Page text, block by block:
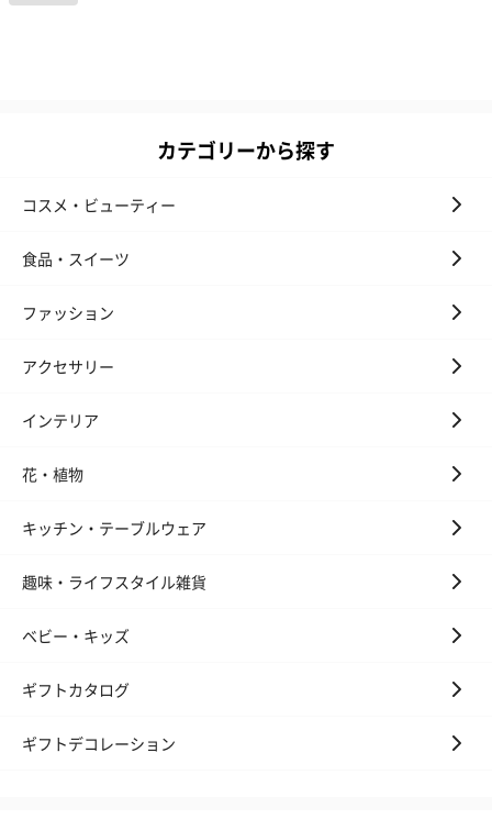
カテゴリーから探す
コスメ・ビューティー
食品・スイーツ
ファッション
アクセサリー
インテリア
花・植物
キッチン・テーブルウェア
趣味・ライフスタイル雑貨
ベビー・キッズ
ギフトカタログ
ギフトデコレーション